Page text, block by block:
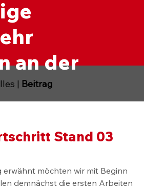
an der
Stand 03
erwähnt möchten wir mit Beginn
demnächst die ersten Arbeiten
| Beitrag